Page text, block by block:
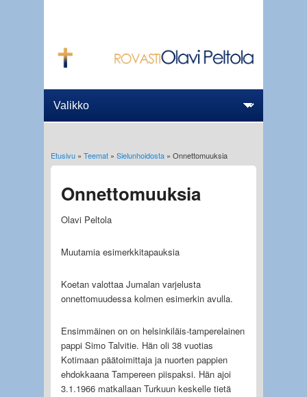
Olet täällä
Etusivu» Teemat» Sielunhoidosta» Onnettomuuksia
Onnettomuuksia
Olavi Peltola
Muutamia esimerkkitapauksia
Koetan valottaa Jumalan varjelusta
onnettomuudessa kolmen esimerkin avulla.
Ensimmäinen on on helsinkiläis-tamperelainen
pappi Simo Talvitie. Hän oli 38 vuotias
Kotimaan päätoimittaja ja nuorten pappien
ehdokkaana Tampereen piispaksi. Hän ajoi
3.1.1966 matkallaan Turkuun keskelle tietä